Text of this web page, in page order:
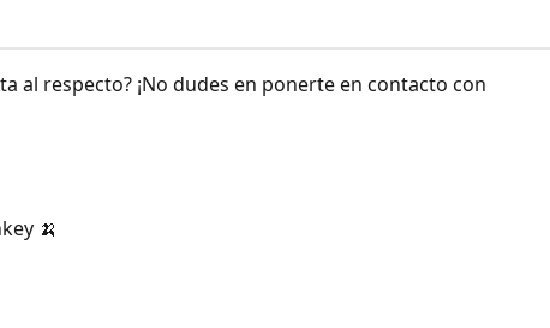
al respecto? ¡No dudes en ponerte en contacto con
🍌